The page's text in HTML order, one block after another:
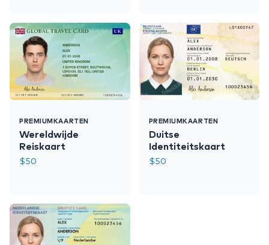
PREMIUMKAARTEN
Wereldwijde
Reiskaart
$50
PREMIUMKAARTEN
Duitse
Identiteitskaart
$50